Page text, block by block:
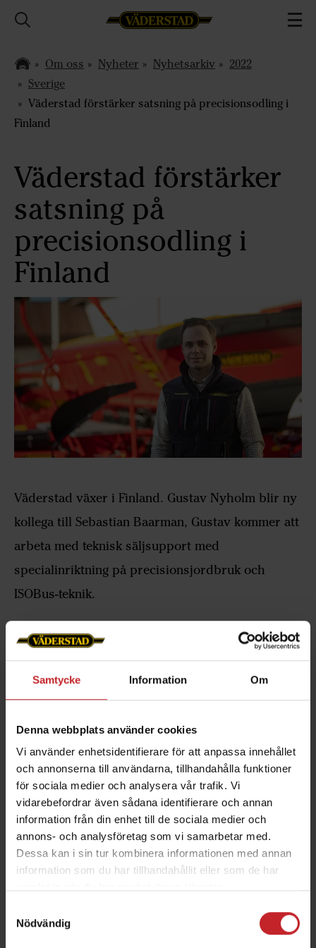
Samtycke Information Om
Denna webbplats använder cookies
Vi använder enhetsidentifierare för att anpassa innehållet
och annonserna till användarna, tillhandahålla funktioner
för sociala medier och analysera vår trafik. Vi
vidarebefordrar även sådana identifierare och annan
information från din enhet till de sociala medier och
annons- och analysföretag som vi samarbetar med.
Dessa kan i sin tur kombinera informationen med annan
information som du har tillhandahållit eller som de har
Nödvändig
Om oss Nyheter Nyhetsarkiv
2022
Sverige
Väderstad förstärker satsning på precisionsodling i
Finland
Väderstad förstärker
satsning på
precisionsodling i
Finland
Väderstad växer i Finland. Gustav Nyholm blir ny
kollega till Sebastian Baarman, Gustav kommer att
arbeta med teknisk säljsupport med
specialinriktning på precisionsjordbruk och
ISOBus-teknik.
Gustav Nyholm är 24 år och har en gedigen
utbildning i agronomi. Han kommer ursprungligen
från Ingå, väster om Helsingfors och är uppvuxen
­– Vi har alltid haft Väderstadmaskiner hemma på
gården så jag är uppvuxen med stora delar av vårt
maskinutbud. Jag fick sommarjobb på Väderstad
förra sommaren, då jag jobbade med bland annat
service, uppstarter och utställningar.
Sommarjobbet innefattade även en praktik på
Väderstad i Sverige, det var en mycket lärorik tid,
– Det är jättetrevligt att ha Gustav med i vårt team
nu även på heltid. Finland är ett långt land och jag